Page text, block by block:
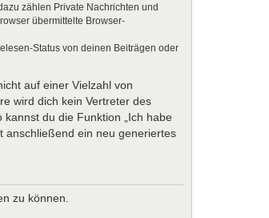
zählen Private Nachrichten und
übermittelte Browser-
Status von deinen Beiträgen oder
auf einer Vielzahl von
wird dich kein Vertreter des
du die Funktion „Ich habe
anschließend ein neu generiertes
zu können.